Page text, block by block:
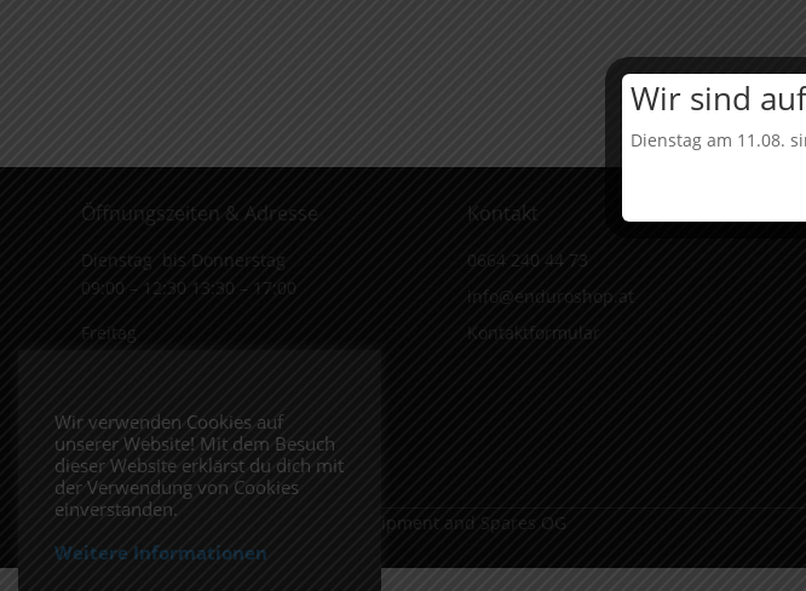
Öffnungszeiten & Adresse
Dienstag bis Donnerstag
09:00 – 12:30 13:30 – 17:00
Freitag
3170 Hainfeld
In Google Maps öffnen.
Kontakt
0664 240 44 73
info@enduroshop.at
Kontaktformular
Copyright 2026 ENDUROSHOP.at Equipment and Spares OG
Wir verwenden Cookies auf
unserer Website! Mit dem Besuch
dieser Website erklärst du dich mit
der Verwendung von Cookies
einverstanden.
Weitere Informationen
Wir sind
Dienstag am 11.08.